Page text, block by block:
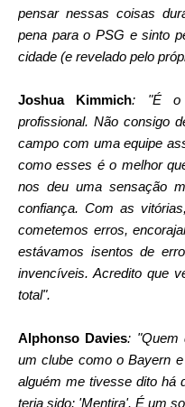
pensar nessas coisas
pena para o PSG e sinto
cidade (e revelado pelo
Joshua Kimmich: "É o
profissional. Não consigo
campo com uma equipe
como esses é o melhor
nos deu uma sensação
confiança. Com as
cometemos erros,
estávamos isentos de
invencíveis. Acredito que
total".
Alphonso Davies: "Quem
um clube como o Bayern
alguém me tivesse dito há
teria sido: 'Mentira'. É um